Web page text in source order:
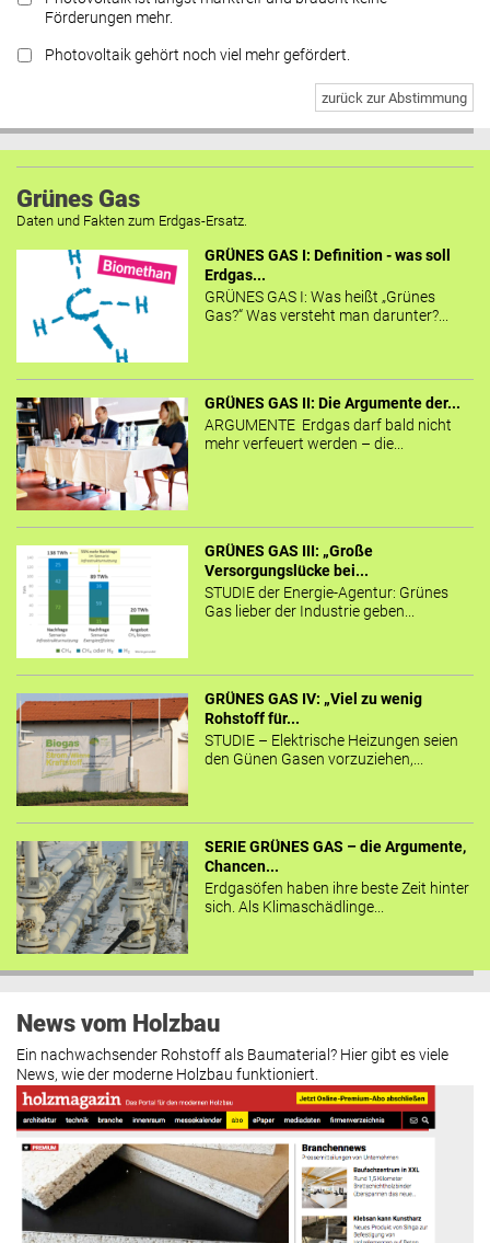
Förderungen mehr.
Photovoltaik gehört noch viel mehr gefördert.
zurück zur Abstimmung
Grünes Gas
Daten und Fakten zum Erdgas-Ersatz.
GRÜNES GAS I: Definition - was soll
Erdgas...
GRÜNES GAS I: Was heißt „Grünes
Gas?“ Was versteht man darunter?...
GRÜNES GAS II: Die Argumente der...
ARGUMENTE Erdgas darf bald nicht
mehr verfeuert werden – die...
GRÜNES GAS III: „Große
Versorgungslücke bei...
STUDIE der Energie-Agentur: Grünes
Gas lieber der Industrie geben...
GRÜNES GAS IV: „Viel zu wenig
Rohstoff für...
STUDIE – Elektrische Heizungen seien
den Günen Gasen vorzuziehen,...
SERIE GRÜNES GAS – die Argumente,
Chancen...
Erdgasöfen haben ihre beste Zeit hinter
sich. Als Klimaschädlinge...
News vom Holzbau
Ein nachwachsender Rohstoff als Baumaterial? Hier gibt es viele
News, wie der moderne Holzbau funktioniert.